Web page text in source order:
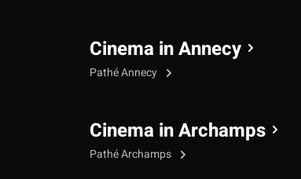
Cinema in Annecy
Pathé Annecy
Cinema in Archamps
Pathé Archamps